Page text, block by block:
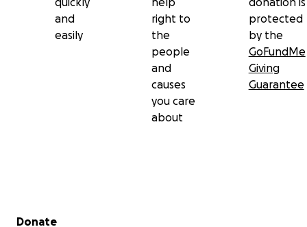
and
easily
right to
the
people
and
causes
you care
about
protected
by the
GoFundMe
Giving
Guarantee
Secondary menu
Donate